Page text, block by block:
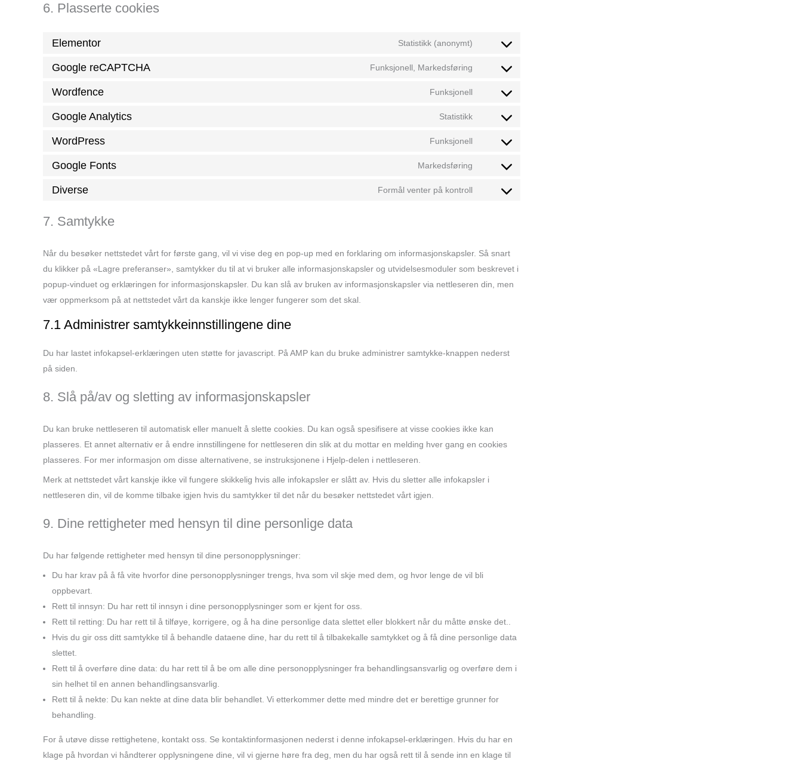
6. Plasserte cookies
Elementor Statistikk (anonymt)
Google reCAPTCHA Funksjonell, Markedsføring
Wordfence Funksjonell
Google Analytics Statistikk
WordPress Funksjonell
Google Fonts Markedsføring
Diverse Formål venter på kontroll
7. Samtykke
Når du besøker nettstedet vårt for første gang, vil vi vise deg en pop-up med en forklaring om informasjonskapsler. Så snart
du klikker på «Lagre preferanser», samtykker du til at vi bruker alle informasjonskapsler og utvidelsesmoduler som beskrevet i
popup-vinduet og erklæringen for informasjonskapsler. Du kan slå av bruken av informasjonskapsler via nettleseren din, men
vær oppmerksom på at nettstedet vårt da kanskje ikke lenger fungerer som det skal.
7.1 Administrer samtykkeinnstillingene dine
Du har lastet infokapsel-erklæringen uten støtte for javascript. På AMP kan du bruke administrer samtykke-knappen nederst
på siden.
8. Slå på/av og sletting av informasjonskapsler
Du kan bruke nettleseren til automatisk eller manuelt å slette cookies. Du kan også spesifisere at visse cookies ikke kan
plasseres. Et annet alternativ er å endre innstillingene for nettleseren din slik at du mottar en melding hver gang en cookies
plasseres. For mer informasjon om disse alternativene, se instruksjonene i Hjelp-delen i nettleseren.
Merk at nettstedet vårt kanskje ikke vil fungere skikkelig hvis alle infokapsler er slått av. Hvis du sletter alle infokapsler i
nettleseren din, vil de komme tilbake igjen hvis du samtykker til det når du besøker nettstedet vårt igjen.
9. Dine rettigheter med hensyn til dine personlige data
Du har følgende rettigheter med hensyn til dine personopplysninger:
Du har krav på å få vite hvorfor dine personopplysninger trengs, hva som vil skje med dem, og hvor lenge de vil bli
oppbevart.
Rett til innsyn: Du har rett til innsyn i dine personopplysninger som er kjent for oss.
Rett til retting: Du har rett til å tilføye, korrigere, og å ha dine personlige data slettet eller blokkert når du måtte ønske det..
Hvis du gir oss ditt samtykke til å behandle dataene dine, har du rett til å tilbakekalle samtykket og å få dine personlige data
slettet.
Rett til å overføre dine data: du har rett til å be om alle dine personopplysninger fra behandlingsansvarlig og overføre dem i
sin helhet til en annen behandlingsansvarlig.
Rett til å nekte: Du kan nekte at dine data blir behandlet. Vi etterkommer dette med mindre det er berettige grunner for
behandling.
For å utøve disse rettighetene, kontakt oss. Se kontaktinformasjonen nederst i denne infokapsel-erklæringen. Hvis du har en
klage på hvordan vi håndterer opplysningene dine, vil vi gjerne høre fra deg, men du har også rett til å sende inn en klage til